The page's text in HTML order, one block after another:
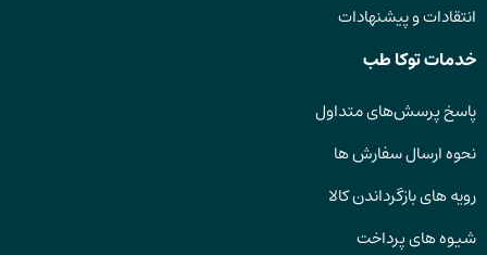
انتقادات و پیشنهادات
خدمات توکا طب
پاسخ پرسش‌های متداول
نحوه ارسال سفارش ها
رویه های بازگرداندن کالا
شیوه های پرداخت